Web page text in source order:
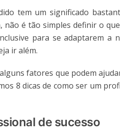
tem um significado
não é tão simples definir o
para se adaptarem a
ir além.
fatores que podem
8 dicas de como ser um
de sucesso